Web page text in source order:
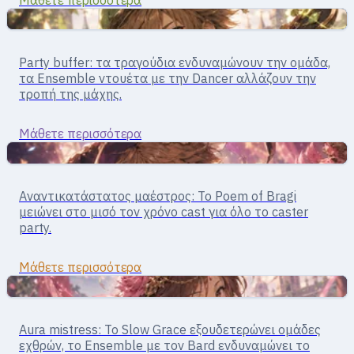
Υποστήριξη
Bard
Party buffer: τα τραγούδια ενδυναμώνουν την ομάδα,
τα Ensemble ντουέτα με την Dancer αλλάζουν την
τροπή της μάχης.
Μάθετε περισσότερα
Υποστήριξη
Clown
Αναντικατάστατος μαέστρος: Το Poem of Bragi
μειώνει στο μισό τον χρόνο cast για όλο το caster
party.
Μάθετε περισσότερα
Υποστήριξη
Dancer
Aura mistress: Το Slow Grace εξουδετερώνει ομάδες
εχθρών, το Ensemble με τον Bard ενδυναμώνει το